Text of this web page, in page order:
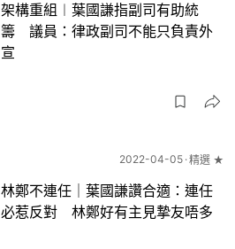
架構重組︱葉國謙指副司有助統
籌 議員：律政副司不能只負責外
宣
2022-04-05 精選 ★
林鄭不連任｜葉國謙讚合適：連任
必惹反對 林鄭好有主見摯友唔多